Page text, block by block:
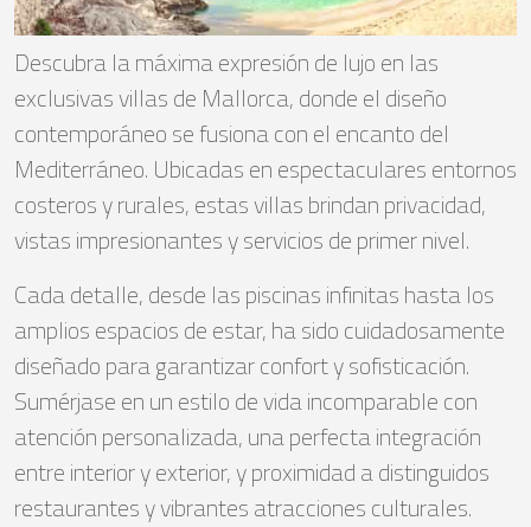
Descubra la máxima expresión de lujo en las
exclusivas villas de Mallorca, donde el diseño
contemporáneo se fusiona con el encanto del
Mediterráneo. Ubicadas en espectaculares entornos
costeros y rurales, estas villas brindan privacidad,
vistas impresionantes y servicios de primer nivel.
Cada detalle, desde las piscinas infinitas hasta los
amplios espacios de estar, ha sido cuidadosamente
diseñado para garantizar confort y sofisticación.
Sumérjase en un estilo de vida incomparable con
atención personalizada, una perfecta integración
entre interior y exterior, y proximidad a distinguidos
restaurantes y vibrantes atracciones culturales.